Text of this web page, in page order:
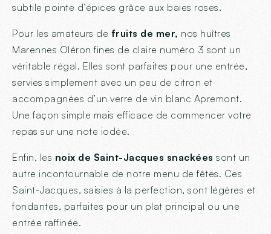
subtile pointe d’épices grâce aux baies roses.
Pour les amateurs de fruits de mer, nos huîtres
Marennes Oléron fines de claire numéro 3 sont un
véritable régal. Elles sont parfaites pour une entrée,
servies simplement avec un peu de citron et
accompagnées d’un verre de vin blanc Apremont.
Une façon simple mais efficace de commencer votre
repas sur une note iodée.
Enfin, les noix de Saint-Jacques snackées sont un
autre incontournable de notre menu de fêtes. Ces
Saint-Jacques, saisies à la perfection, sont légères et
fondantes, parfaites pour un plat principal ou une
entrée raffinée.